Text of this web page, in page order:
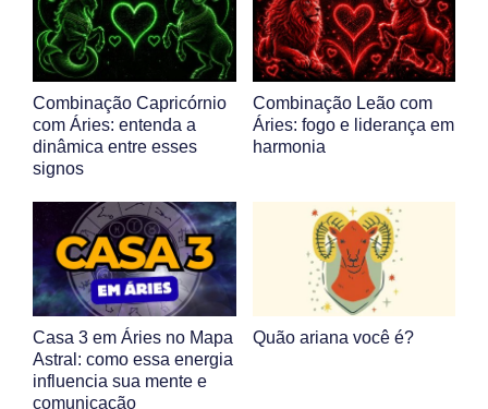
Combinação Capricórnio
com Áries: entenda a
dinâmica entre esses
signos
Combinação Leão com
Áries: fogo e liderança em
harmonia
Casa 3 em Áries no Mapa
Astral: como essa energia
influencia sua mente e
comunicação
Quão ariana você é?